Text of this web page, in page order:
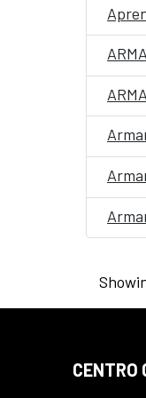
CENTRO